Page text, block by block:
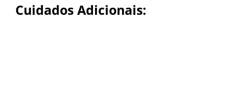
Cuidados Adicionais: